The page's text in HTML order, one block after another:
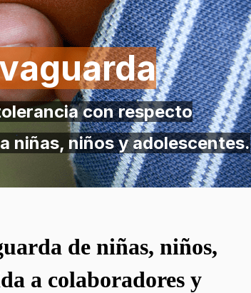
con respecto
niñas, niños y adolescentes.
de niñas, niños,
a colaboradores y